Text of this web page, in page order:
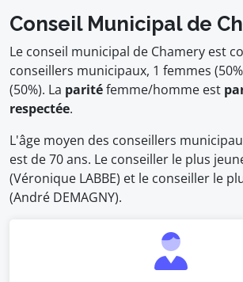
Conseil Municipal de
Le conseil municipal de Chamery est
conseillers municipaux, 1 femmes
(50%). La paritéfemme/homme est
respectée.
L'âge moyen des conseillers
est de 70 ans. Le conseiller le plus
(Véronique LABBE) et le conseiller le
(André DEMAGNY).